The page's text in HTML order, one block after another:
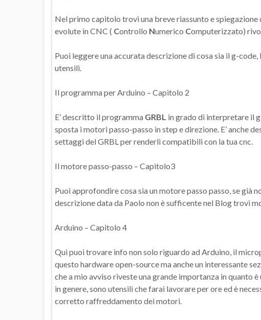
Nel primo capitolo trovi una breve riassunto e spiegazione
evolute in CNC ( Controllo Numerico Computerizzato)
Puoi leggere una accurata descrizione di cosa sia il g-
utensili.
Il programma per Arduino – Capitolo 2
E’ descritto il programma GRBL in grado di interpretare il
sposta i motori passo-passo in step e direzione. E’ anche
settaggi del GRBL per renderli compatibili con la tua cnc.
Il motore passo-passo – Capitolo3
Puoi approfondire cosa sia un motore passo passo, se già
descrizione data da Paolo non è sufficente nel Blog trovi
Arduino – Capitolo 4
Quì puoi trovare info non solo riguardo ad Arduino, il
questo hardware open-source ma anche un interessante
che a mio avviso riveste una grande importanza in quanto
in genere, sono utensili che farai lavorare per ore ed è
corretto raffreddamento dei motori.